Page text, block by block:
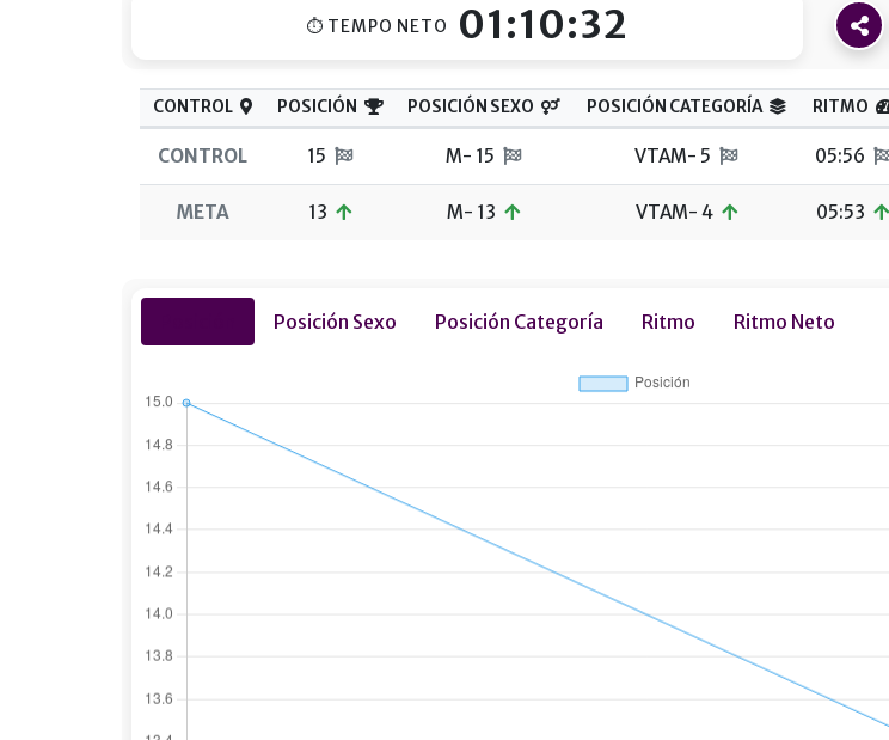
⏱ TEMPO NETO 01:10:32
CONTROL POSICIÓN POSICIÓN SEXO POSICIÓN CATEGORÍA RITMO
CONTROL 15 M- 15 VTAM- 5 05:56
META 13 M- 13 VTAM- 4 05:53
Posición Sexo Posición Categoría Ritmo Ritmo Neto